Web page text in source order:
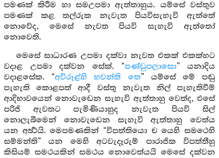
පමණක් කිරීම හා සමඋපමා ඇත්තාහුය. යම්සේ වස්තුව
පමණක් කළ තල්රුක නැවැත පියවිසැහැවි ඇත්තේ
නොවේද, මෙසේ නැවත පියවි සැහැවි ඇත්තෝ
නොවෙති.
මෙසේ සාධාරණ උපමා දක්වා නැවත එකක් එකක්හට
වදාළ උපමා දක්වන සේක්. “පණ්ඩුපලාසො” යනාදිය
වදාළසේක. “අවිරූළ්හි භවන්ති තෙ” යම්සේ මේ පඬු
පැහැති කොළපත් ආදී වස්තු නැවැත නිල් පැහැතිවීම්
ආදිභාවයෙන් නොවැඩෙන සැහැවි ඇත්තාහු වෙත්ද, එසේ
පරිජි ඇවතට පැමිණියාහුද නැවැත පියවි සිල්
නොලැබීමෙන් නොවැඩෙන සැහැවි ඇත්තාහු වෙත්ය
යන අර්‍ත්‍ථයි. මෙපමණකින් “විපත්තියො ච යෙහි සමථෙහි
සම්මන්ති” යන මෙහි අටවැදෑරුම් පාරාජික විපත්තීහු
කිසියම් සමථයකින් සමථය නොවෙත්යයි මෙසේ දක්වන